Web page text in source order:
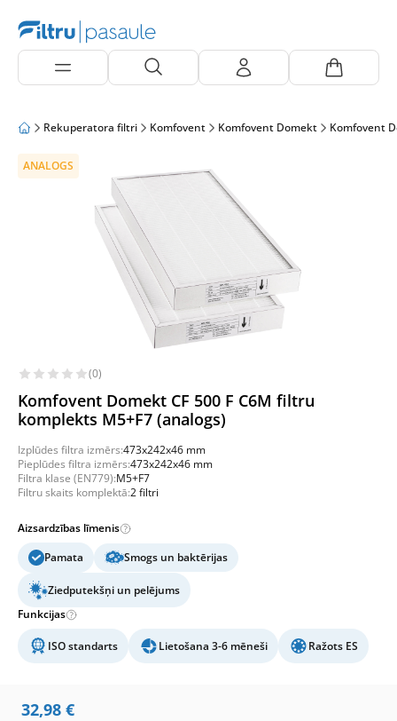
Rekuperatora filtri Komfovent Komfovent Domekt Komfovent
ANALOGS
(0)
Komfovent Domekt CF 500 F C6M filtru
komplekts M5+F7 (analogs)
Izplūdes filtra izmērs:473x242x46 mm
Pieplūdes filtra izmērs:473x242x46 mm
Filtra klase (EN779):M5+F7
Filtru skaits komplektā:2 filtri
Aizsardzības līmenis
Pamata
Smogs un baktērijas
Ziedputekšņi un pelējums
Funkcijas
ISO standarts Lietošana 3-6 mēneši Ražots ES
32,98 €